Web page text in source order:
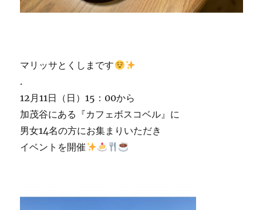
マリッサとくしまです
.
12月11日（日）15：00から
加茂谷にある『カフェボスコベル』に
男女14名の方にお集まりいただき
イベントを開催